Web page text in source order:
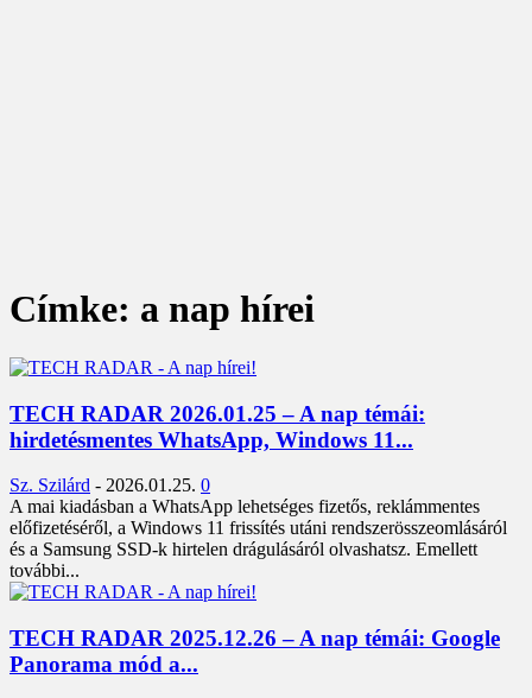
Címke: a nap hírei
TECH RADAR 2026.01.25 – A nap témái:
hirdetésmentes WhatsApp, Windows 11...
Sz. Szilárd - 2026.01.25. 0
A mai kiadásban a WhatsApp lehetséges fizetős, reklámmentes
előfizetéséről, a Windows 11 frissítés utáni rendszerösszeomlásáról
és a Samsung SSD-k hirtelen drágulásáról olvashatsz. Emellett
további...
TECH RADAR 2025.12.26 – A nap témái: Google
Panorama mód a...